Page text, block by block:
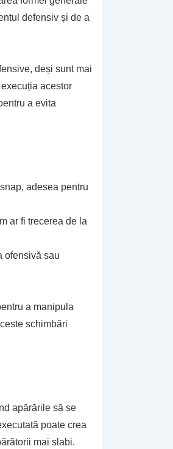
defensiv și de a
deși sunt mai
acestor
a evita
adesea pentru
ar fi trecerea de la
ofensivă sau
a manipula
schimbări
apărările să se
poate crea
mai slabi.